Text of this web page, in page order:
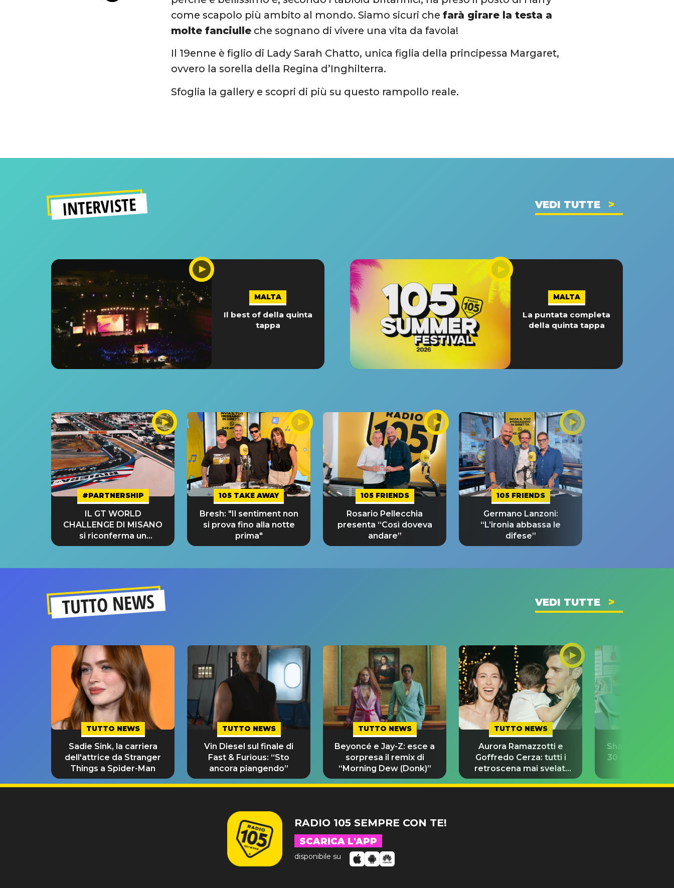
come scapolo più ambito al mondo. Siamo sicuri chefarà girare la testa a
molte fanciulle che sognano di vivere una vita da favola!
Il 19enne è figlio di Lady Sarah Chatto, unica figlia della principessa Margaret,
ovvero la sorella della Regina d’Inghilterra.
Sfoglia la gallery e scopri di più su questo rampollo reale.
INTERVISTE VEDI TUTTE
MALTA
Il best of della quinta
tappa
MALTA
La puntata completa
della quinta tappa
#PARTNERSHIP
IL GT WORLD
CHALLENGE DI MISANO
si riconferma un
GRANDE SUCCESSO!
105 TAKE AWAY
Bresh: "Il sentiment non
si prova fino alla notte
prima"
105 FRIENDS
Rosario Pellecchia
presenta “Così doveva
andare”
105 FRIENDS
Germano Lanzoni:
“L’ironia abbassa le
difese”
TUTTO NEWS VEDI TUTTE
TUTTO NEWS
Sadie Sink, la carriera
dell'attrice da Stranger
Things a Spider-Man
TUTTO NEWS
Vin Diesel sul finale di
Fast & Furious: “Sto
ancora piangendo”
TUTTO NEWS
Beyoncé e Jay-Z: esce a
sorpresa il remix di
“Morning Dew (Donk)”
TUTTO NEWS
Aurora Ramazzotti e
Goffredo Cerza: tutti i
retroscena mai svelati
del matrimonio
Shakira torna
30 anni e ricrea
RADIO 105 SEMPRE CON TE!
SCARICA L'APP
disponibile su